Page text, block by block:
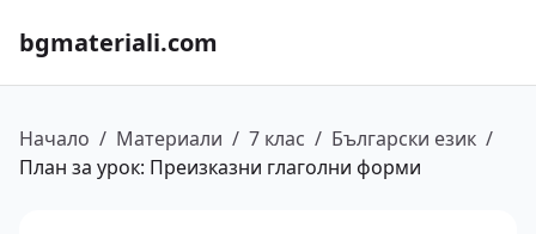
bgmateriali.com
Начало / Материали / 7 клас / Български език /
План за урок: Преизказни глаголни форми